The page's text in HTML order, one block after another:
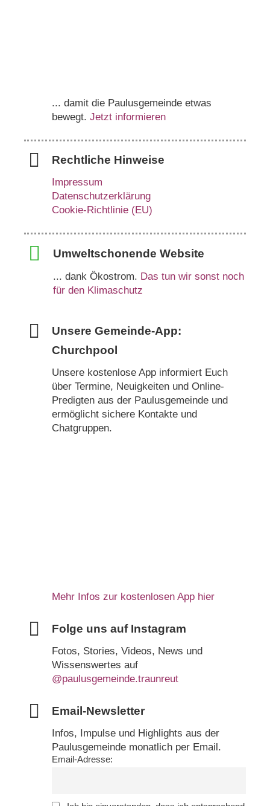
... damit die Paulusgemeinde etwas
bewegt. Jetzt informieren
Rechtliche Hinweise
Impressum
Datenschutzerklärung
Cookie-Richtlinie (EU)
Umweltschonende Website
... dank Ökostrom. Das tun wir sonst noch
für den Klimaschutz
Unsere Gemeinde-App:
Churchpool
Unsere kostenlose App informiert Euch
über Termine, Neuigkeiten und Online-
Predigten aus der Paulusgemeinde und
ermöglicht sichere Kontakte und
Chatgruppen.
Mehr Infos zur kostenlosen App hier
Folge uns auf Instagram
Fotos, Stories, Videos, News und
Wissenswertes auf
@paulusgemeinde.traunreut
Email-Newsletter
Infos, Impulse und Highlights aus der
Paulusgemeinde monatlich per Email.
Email-Adresse: